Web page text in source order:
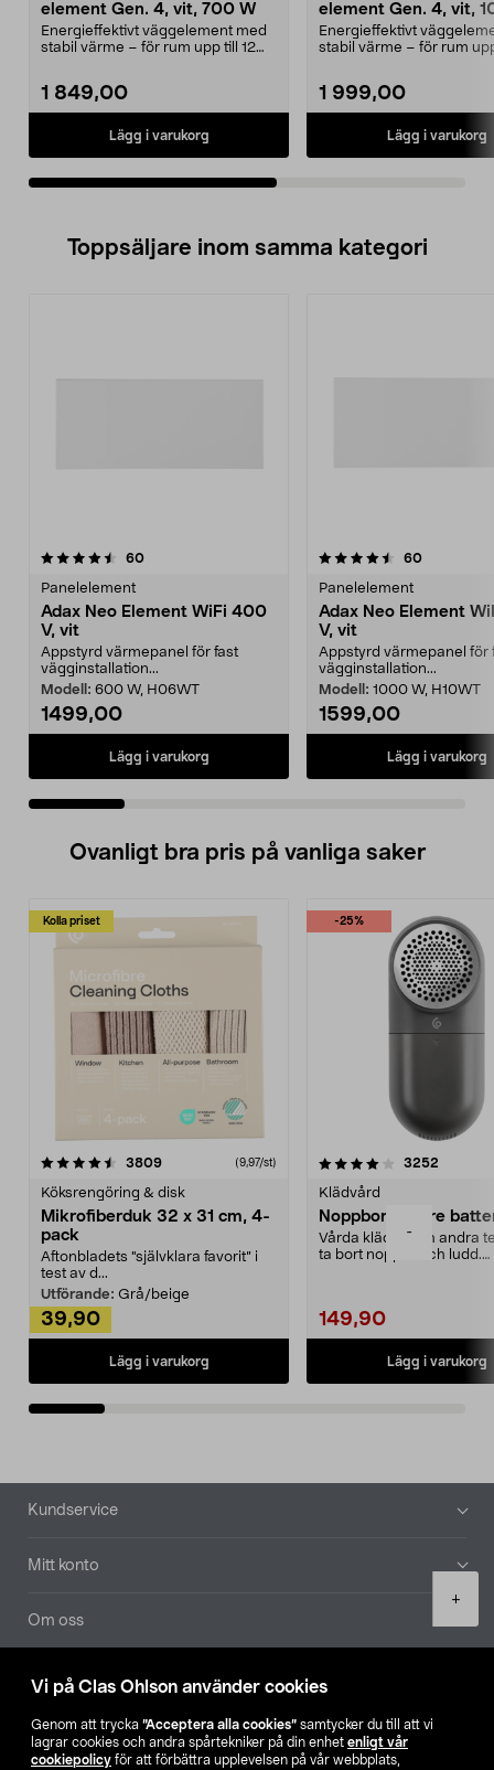
Vi på Clas Ohlson använder cookies
Genom att trycka ”Acceptera alla cookies” samtycker du till att vi
lagrar cookies och andra spårtekniker på din enhet enligt vår
cookiepolicy för att förbättra upplevelsen på vår webbplats,
-
+
element Gen. 4, vit, 700 W
Energieffektivt väggelement med
stabil värme – för rum upp till 12
1 849,00
Lägg i varukorg
element Gen. 4, vit,
Energieffektivt
stabil värme – för rum
1 999,00
Lägg i varukorg
Toppsäljare inom samma kategori
60recensioner
Panelelement
Adax Neo Element WiFi 400
V, vit
Appstyrd värmepanel för fast
vägginstallation...
Modell: 600 W, H06WT
1499,00
Lägg i varukorg
4.5 av 5 stjärnor 60
Panelelement
Adax Neo Element
V, vit
Appstyrd värmepanel för
vägginstallation...
Modell: 1000 W, H10WT
1599,00
Lägg i varukorg
4.5 av 5 stjärnor
Ovanligt bra pris på vanliga saker
Kolla priset
3809recensioner (9,97/st)
Köksrengöring & disk
Mikrofiberduk 32 x 31 cm, 4-
pack
Aftonbladets "självklara favorit” i
test av d...
Utförande: Grå/beige
39,90
Lägg i varukorg
-25%
4.0av 5 stjärnor 3252
Klädvård
Noppborttagare
Vårda kläder och andra
ta bort noppor och ludd.
149,90
Lägg i varukorg
4.5av 5 stjärnor
Sidfot
Kundservice
Mitt konto
Om oss
Aktuellt
Våra bolag